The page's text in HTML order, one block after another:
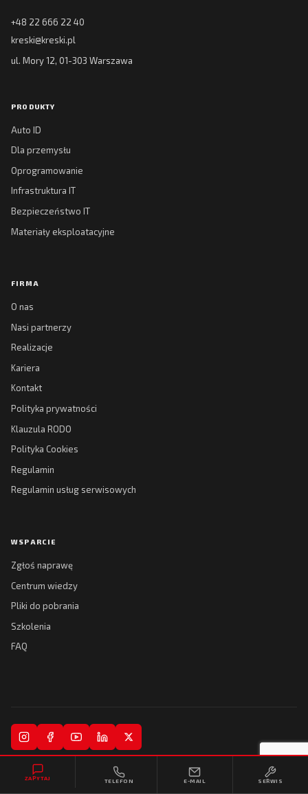
ZAPYTAJ TELEFON E-MAIL SERWIS
+48 22 666 22 40
kreski@kreski.pl
ul. Mory 12, 01-303 Warszawa
PRODUKTY
Auto ID
Dla przemysłu
Oprogramowanie
Infrastruktura IT
Bezpieczeństwo IT
Materiały eksploatacyjne
FIRMA
O nas
Nasi partnerzy
Realizacje
Kariera
Kontakt
Polityka prywatności
Klauzula RODO
Polityka Cookies
Regulamin
Regulamin usług serwisowych
WSPARCIE
Zgłoś naprawę
Centrum wiedzy
Pliki do pobrania
Szkolenia
FAQ
© 2026 Kreski Spółka Jawna. Wszelkie prawa zastrzeżone.
Polityka prywatności